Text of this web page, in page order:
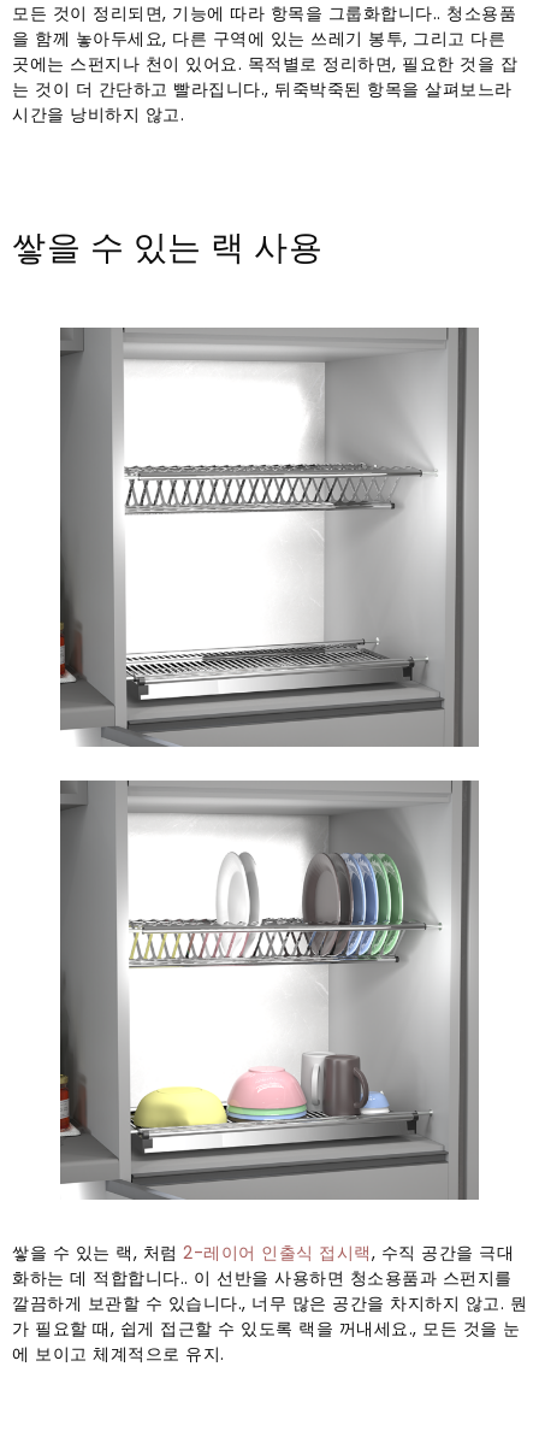
모든 것이 정리되면, 기능에 따라 항목을 그룹화합니다.. 청소용품
을 함께 놓아두세요, 다른 구역에 있는 쓰레기 봉투, 그리고 다른
곳에는 스펀지나 천이 있어요. 목적별로 정리하면, 필요한 것을 잡
는 것이 더 간단하고 빨라집니다., 뒤죽박죽된 항목을 살펴보느라
시간을 낭비하지 않고.
쌓을 수 있는 랙 사용
쌓을 수 있는 랙, 처럼 2-레이어 인출식 접시랙, 수직 공간을 극대
화하는 데 적합합니다.. 이 선반을 사용하면 청소용품과 스펀지를
깔끔하게 보관할 수 있습니다., 너무 많은 공간을 차지하지 않고. 뭔
가 필요할 때, 쉽게 접근할 수 있도록 랙을 꺼내세요., 모든 것을 눈
에 보이고 체계적으로 유지.